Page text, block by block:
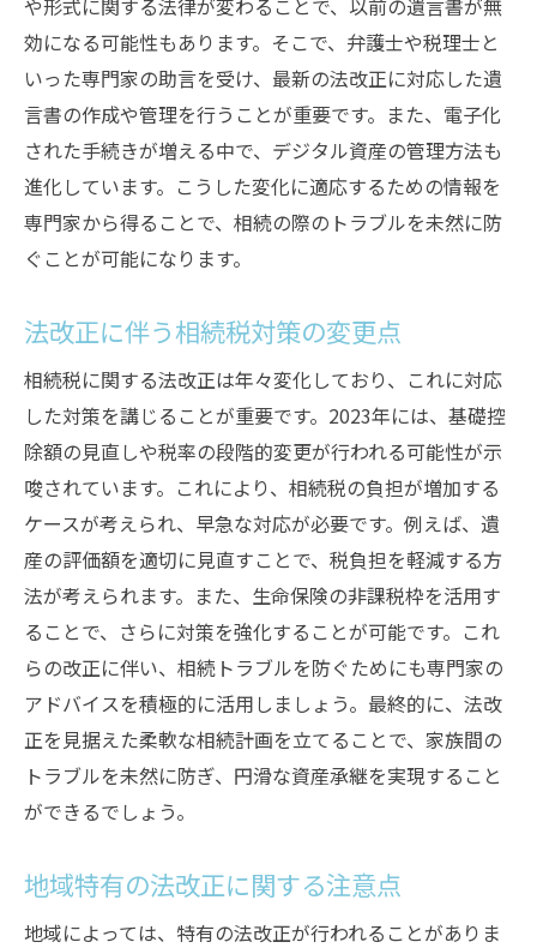
や形式に関する法律が変わることで、以前の遺言書が無
効になる可能性もあります。そこで、弁護士や税理士と
いった専門家の助言を受け、最新の法改正に対応した遺
言書の作成や管理を行うことが重要です。また、電子化
された手続きが増える中で、デジタル資産の管理方法も
進化しています。こうした変化に適応するための情報を
専門家から得ることで、相続の際のトラブルを未然に防
ぐことが可能になります。
法改正に伴う相続税対策の変更点
相続税に関する法改正は年々変化しており、これに対応
した対策を講じることが重要です。2023年には、基礎控
除額の見直しや税率の段階的変更が行われる可能性が示
唆されています。これにより、相続税の負担が増加する
ケースが考えられ、早急な対応が必要です。例えば、遺
産の評価額を適切に見直すことで、税負担を軽減する方
法が考えられます。また、生命保険の非課税枠を活用す
ることで、さらに対策を強化することが可能です。これ
らの改正に伴い、相続トラブルを防ぐためにも専門家の
アドバイスを積極的に活用しましょう。最終的に、法改
正を見据えた柔軟な相続計画を立てることで、家族間の
トラブルを未然に防ぎ、円滑な資産承継を実現すること
ができるでしょう。
地域特有の法改正に関する注意点
地域によっては、特有の法改正が行われることがありま